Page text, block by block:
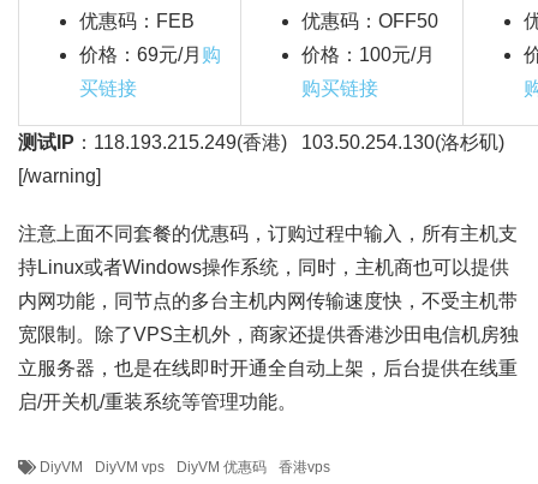
优惠码：FEB
价格：69元/月 购
买链接
优惠码：OFF50
价格：100元/月
购买链接
测试IP ：118.193.215.249(香港) 103.50.254.130(洛杉矶)
[/warning]
注意上面不同套餐的优惠码，订购过程中输入，所有主机支
持Linux或者Windows操作系统，同时，主机商也可以提供
内网功能，同节点的多台主机内网传输速度快，不受主机带
宽限制。除了VPS主机外，商家还提供香港沙田电信机房独
立服务器，也是在线即时开通全自动上架，后台提供在线重
启/开关机/重装系统等管理功能。
DiyVM DiyVM vps DiyVM 优惠码 香港vps